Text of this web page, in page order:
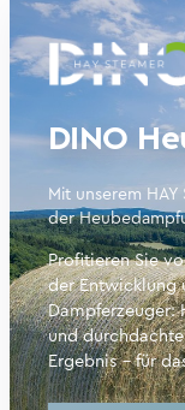
DINO
Mit unserem
der
Profitieren Sie
der Entwicklung
Dampferzeuger:
und
Ergebnis – für